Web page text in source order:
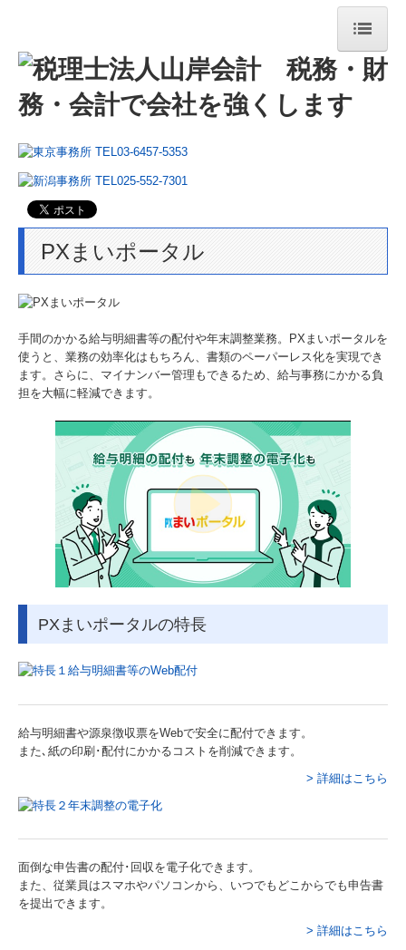
ホーム
法人・個人事業主の皆様
相続税・資産税について
法人紹介
コラム
ニュースレター
メディア情報
料金について
お問い合わせ
採用情報
仕事内容
研修体制とキャリアプラン
福利厚生
応募フォーム
オンライン採用説明会
PXまいポータル
手間のかかる給与明細書等の配付や年末調整業務。PXまいポータルを
使うと、業務の効率化はもちろん、書類のペーパーレス化を実現でき
ます。さらに、マイナンバー管理もできるため、給与事務にかかる負
担を大幅に軽減できます。
PXまいポータルの特長
給与明細書や源泉徴収票をWebで安全に配付できます。
また､紙の印刷･配付にかかるコストを削減できます。
> 詳細はこちら
面倒な申告書の配付･回収を電子化できます。
また、従業員はスマホやパソコンから、いつでもどこからでも申告書
を提出できます。
> 詳細はこちら